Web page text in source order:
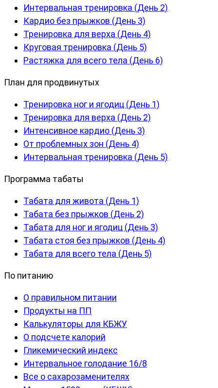
Интервальная тренировка (День 2)
Кардио без прыжков (День 3)
Тренировка для верха (День 4)
Круговая тренировка (День 5)
Растяжка для всего тела (День 6)
План для продвинутых
Тренировка ног и ягодиц (День 1)
Тренировка для верха (День 2)
Интенсивное кардио (День 3)
От проблемных зон (День 4)
Интервальная тренировка (День 5)
Программа табаты
Табата для живота (День 1)
Табата без прыжков (День 2)
Табата для ног и ягодиц (День 3)
Табата стоя без прыжков (День 4)
Табата для всего тела (День 5)
По питанию
О правильном питании
Продукты на ПП
Калькуляторы для КБЖУ
О подсчете калорий
Гликемический индекс
Интервальное голодание 16/8
Все о сахарозаменителях